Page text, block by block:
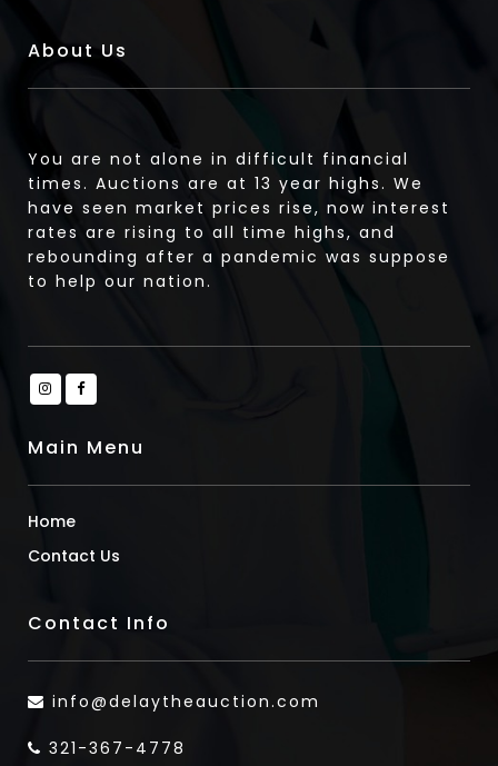
About Us
You are not alone in difficult financial
times. Auctions are at 13 year highs. We
have seen market prices rise, now interest
rates are rising to all time highs, and
rebounding after a pandemic was suppose
to help our nation.
Main Menu
Home
Contact Us
Contact Info
info@delaytheauction.com
321-367-4778